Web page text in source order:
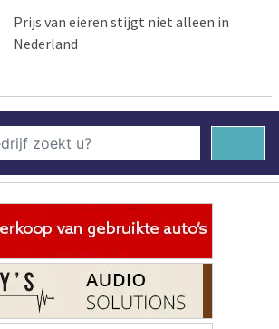
Prijs van eieren stijgt niet alleen in
Nederland